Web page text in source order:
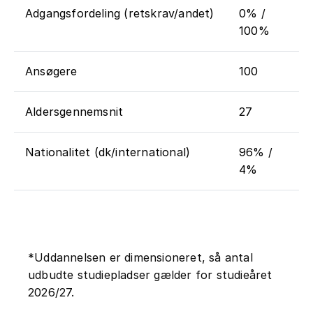
Adgangsfordeling (retskrav/andet)
0% /
100%
Ansøgere 100
Aldersgennemsnit 27
Nationalitet (dk/international)
96% /
4%
*Uddannelsen er dimensioneret, så antal
udbudte studiepladser gælder for studieåret
2026/27.